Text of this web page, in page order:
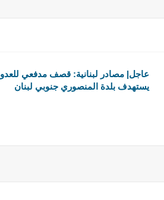
عاجل| مصادر لبنانية: قصف مدفعي للعدو
يستهدف بلدة المنصوري جنوبي لبنان